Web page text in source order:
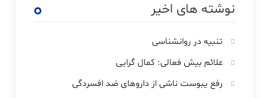
نوشته های اخیر
تنبیه در روانشناسی
علائم بیش فعالی: کمال گرایی
رفع یبوست ناشی از داروهای ضد افسردگی